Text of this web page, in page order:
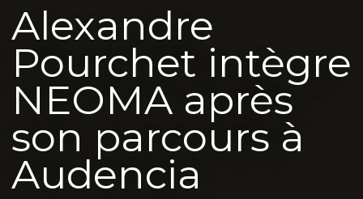
Alexandre
Pourchet intègre
NEOMA après
son parcours à
Audencia